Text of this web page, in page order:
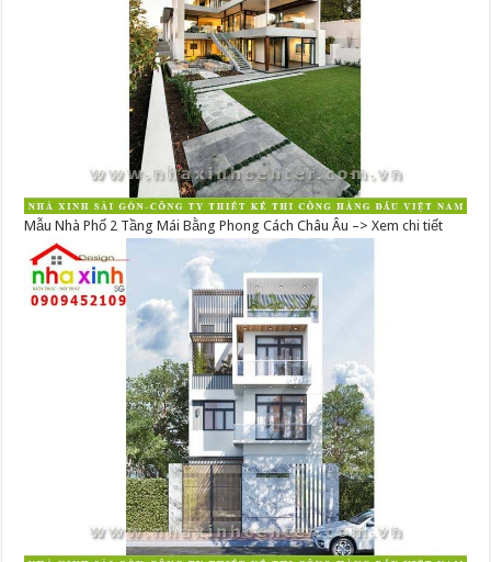
Mẫu Nhà Phố 2 Tầng Mái Bằng Phong Cách Châu Âu –> Xem chi tiết